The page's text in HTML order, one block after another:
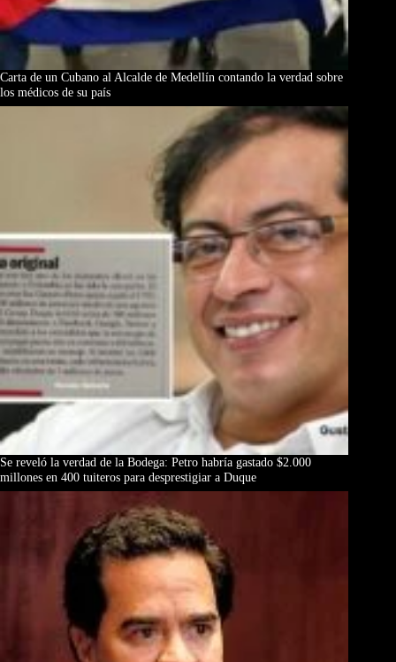
Carta de un Cubano al Alcalde de Medellín contando la verdad sobre
los médicos de su país
Se reveló la verdad de la Bodega: Petro habría gastado $2.000
millones en 400 tuiteros para desprestigiar a Duque